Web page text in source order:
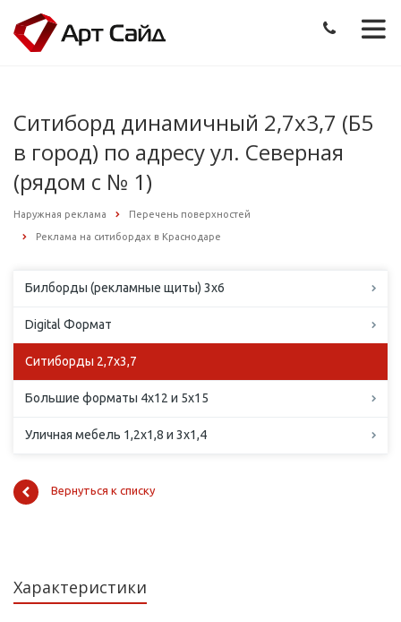
Ситиборд динамичный 2,7х3,7 (Б5
в город) по адресу ул. Северная
(рядом с № 1)
Наружная реклама Перечень поверхностей
Реклама на ситибордах в Краснодаре
Билборды (рекламные щиты) 3х6
Digital Формат
Ситиборды 2,7х3,7
Большие форматы 4х12 и 5х15
Уличная мебель 1,2х1,8 и 3х1,4
Вернуться к списку
Характеристики